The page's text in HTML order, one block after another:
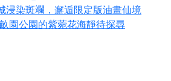
浸染斑斕，邂逅限定版油畫仙境
園公園的紫菀花海靜待探尋